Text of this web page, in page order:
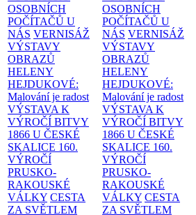
OSOBNÍCH
POČÍTAČŮ U
NÁS VERNISÁŽ
VÝSTAVY
OBRAZŮ
HELENY
HEJDUKOVÉ:
Malování je radost
VÝSTAVA K
VÝROČÍ BITVY
1866 U ČESKÉ
SKALICE 160.
VÝROČÍ
PRUSKO-
RAKOUSKÉ
VÁLKY CESTA
ZA SVĚTLEM
OSOBNÍCH
POČÍTAČŮ U
NÁS VERNISÁŽ
VÝSTAVY
OBRAZŮ
HELENY
HEJDUKOVÉ:
Malování je radost
VÝSTAVA K
VÝROČÍ BITVY
1866 U ČESKÉ
SKALICE 160.
VÝROČÍ
PRUSKO-
RAKOUSKÉ
VÁLKY CESTA
ZA SVĚTLEM